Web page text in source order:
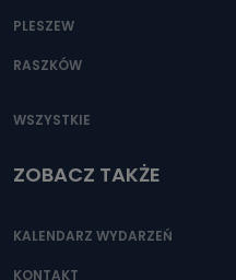
PLESZEW
RASZKÓW
WSZYSTKIE
ZOBACZ TAKŻE
KALENDARZ WYDARZEŃ
KONTAKT